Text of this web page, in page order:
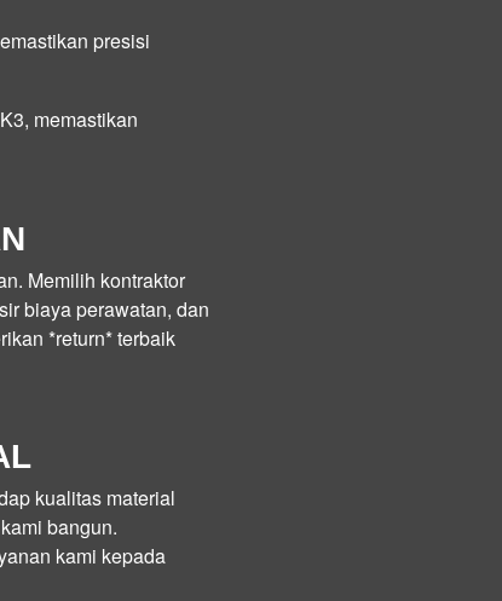
presisi
memastikan
Memilih kontraktor
biaya perawatan, dan
*return* terbaik
kualitas material
bangun.
kami kepada